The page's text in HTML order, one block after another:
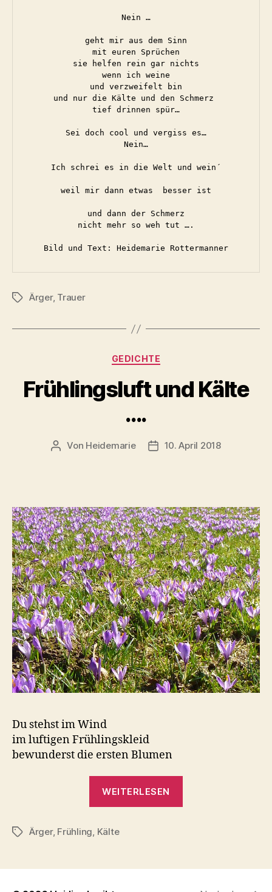
Nein …
geht mir aus dem Sinn
mit euren Sprüchen
sie helfen rein gar nichts
wenn ich weine
und verzweifelt bin
und nur die Kälte und den Schmerz
tief drinnen spür…
Sei doch cool und vergiss es…
Nein…
Ich schrei es in die Welt und wein´
weil mir dann etwas  besser ist
und dann der Schmerz
nicht mehr so weh tut ….
Bild und Text: Heidemarie Rottermanner
Schlagwörter
Ärger, Trauer
Kategorien
GEDICHTE
Frühlingsluft und Kälte
….
Beitragsautor
Von Heidemarie Veröffentlichungsdatum
10. April 2018
Du stehst im Wind
im luftigen Frühlingskleid
bewunderst die ersten Blumen
WEITERLESEN
Schlagwörter
Ärger, Frühling, Kälte